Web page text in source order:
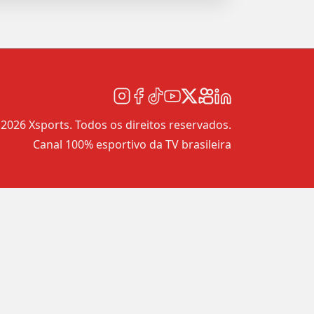
Xsports. Todos os direitos reservados.
Canal 100% esportivo da TV brasileira